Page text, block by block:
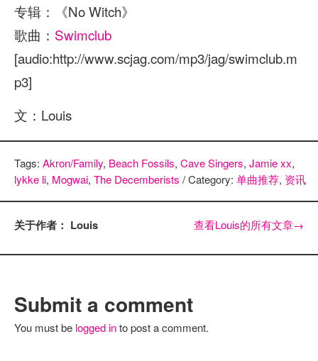
专辑：《No Witch》
歌曲： Swimclub
[audio:http://www.scjag.com/mp3/jag/swimclub.m
p3]
文：Louis
Tags: Akron/Family, Beach Fossils, Cave Singers, Jamie xx,
lykke li, Mogwai, The Decemberists / Category: 单曲推荐, 资讯
关于作者： Louis 查看Louis的所有文章→
Submit a comment
You must be logged into post a comment.